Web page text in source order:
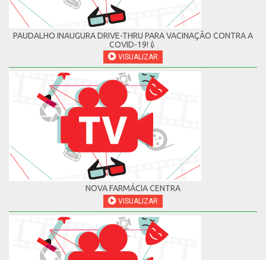
PAUDALHO INAUGURA DRIVE-THRU PARA VACINAÇÃO CONTRA A
COVID-19!💉
VISUALIZAR
NOVA FARMÁCIA CENTRA
VISUALIZAR